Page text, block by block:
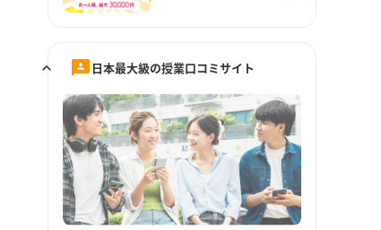
日本最大級の授業口コミサイト